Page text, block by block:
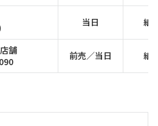
当日 紙
舗
前売／当日 紙